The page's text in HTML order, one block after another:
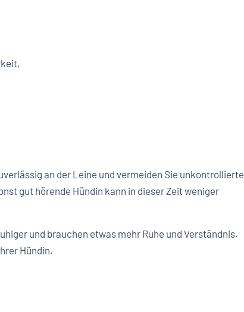
an der Leine und vermeiden Sie unkontrollierte
gut hörende Hündin kann in dieser Zeit weniger
und brauchen etwas mehr Ruhe und Verständnis.
Hündin.